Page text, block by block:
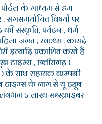
पोर्टल के माध्यम से हम
समसमयोचित विषयों पर
संस्कृति, पर्यटन , धर्म
जगत , स्वास्थ्य , कायदे
इत्यादि प्रकाशित करते हैं
टाइम्स , छत्तीसगढ़ (
) के साथ सहायक कम्पनी
के नाम से यू ट्यूब
5 लाख सब्स्क्राइबर